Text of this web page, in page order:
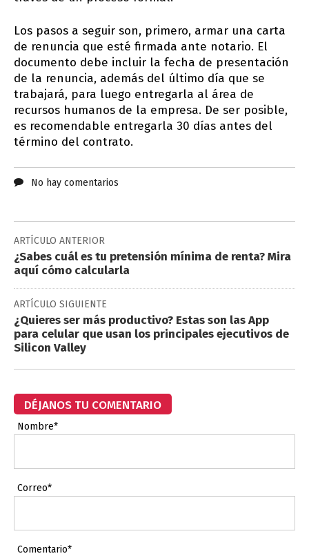
Los pasos a seguir son, primero, armar una carta
de renuncia que esté firmada ante notario. El
documento debe incluir la fecha de presentación
de la renuncia, además del último día que se
trabajará, para luego entregarla al área de
recursos humanos de la empresa. De ser posible,
es recomendable entregarla 30 días antes del
término del contrato.
No hay comentarios
ARTÍCULO ANTERIOR
¿Sabes cuál es tu pretensión mínima de renta? Mira
aquí cómo calcularla
ARTÍCULO SIGUIENTE
¿Quieres ser más productivo? Estas son las App
para celular que usan los principales ejecutivos de
Silicon Valley
DÉJANOS TU COMENTARIO
Nombre*
Correo*
Comentario*